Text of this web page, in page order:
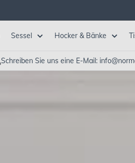
Sessel Hocker & Bänke
Schreiben Sie uns eine E-Mail: